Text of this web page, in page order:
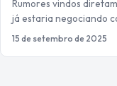
Rumores vindos
já estaria negociando
15 de setembro de 2025